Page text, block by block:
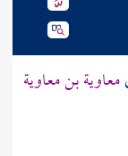
معاوية بن معاوية